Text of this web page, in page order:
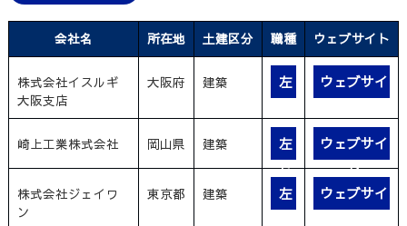
会社名 所在地 土建区分 職種 ウェブサイト
株式会社イスルギ
大阪支店
大阪府 建築
左
ウェブサイ
崎上工業株式会社 岡山県 建築
左
官
ウェブサイ
ト
株式会社ジェイワ
ン
東京都 建築
左
ウェブサイ